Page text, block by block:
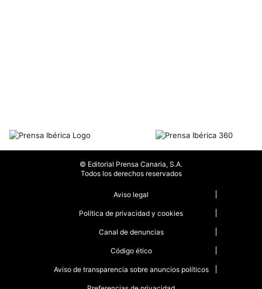
© Editorial Prensa Canaria, S.A.
Todos los derechos reservados
Aviso legal
Política de privacidad y cookies
Canal de denuncias
Código ético
Aviso de transparencia sobre anuncios políticos